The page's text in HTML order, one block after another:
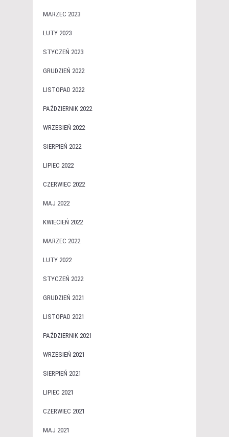
MARZEC 2023
LUTY 2023
STYCZEŃ 2023
GRUDZIEŃ 2022
LISTOPAD 2022
PAŹDZIERNIK 2022
WRZESIEŃ 2022
SIERPIEŃ 2022
LIPIEC 2022
CZERWIEC 2022
MAJ 2022
KWIECIEŃ 2022
MARZEC 2022
LUTY 2022
STYCZEŃ 2022
GRUDZIEŃ 2021
LISTOPAD 2021
PAŹDZIERNIK 2021
WRZESIEŃ 2021
SIERPIEŃ 2021
LIPIEC 2021
CZERWIEC 2021
MAJ 2021